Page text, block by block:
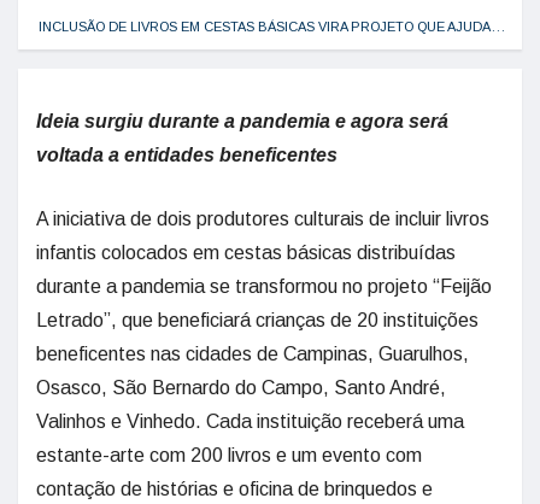
INCLUSÃO DE LIVROS EM CESTAS BÁSICAS VIRA PROJETO QUE AJUDA…
Ideia surgiu durante a pandemia e agora será
voltada a entidades beneficentes
A iniciativa de dois produtores culturais de incluir livros
infantis colocados em cestas básicas distribuídas
durante a pandemia se transformou no projeto “Feijão
Letrado”, que beneficiará crianças de 20 instituições
beneficentes nas cidades de Campinas, Guarulhos,
Osasco, São Bernardo do Campo, Santo André,
Valinhos e Vinhedo. Cada instituição receberá uma
estante-arte com 200 livros e um evento com
contação de histórias e oficina de brinquedos e